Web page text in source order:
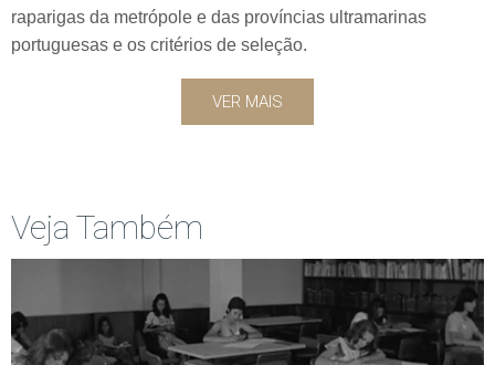
raparigas da metrópole e das províncias ultramarinas
portuguesas e os critérios de seleção.
VER MAIS
Veja Também